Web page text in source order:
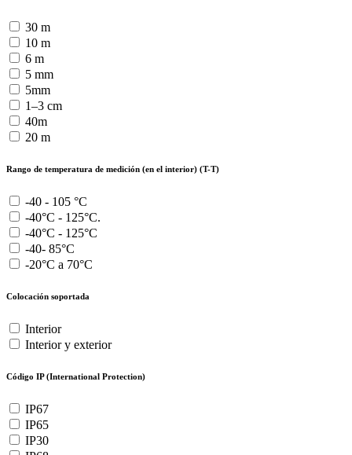
30 m
10 m
6 m
5 mm
5mm
1–3 cm
40m
20 m
Rango de temperatura de medición (en el interior) (T-T)
-40 - 105 °C
-40°C - 125°C.
-40°C - 125°C
-40- 85°C
-20°C a 70°C
Colocación soportada
Interior
Interior y exterior
Código IP (International Protection)
IP67
IP65
IP30